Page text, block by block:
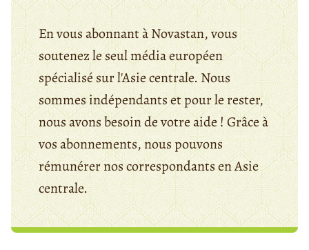
En vous abonnant à Novastan, vous
soutenez le seul média européen
spécialisé sur l'Asie centrale. Nous
sommes indépendants et pour le rester,
nous avons besoin de votre aide ! Grâce à
vos abonnements, nous pouvons
rémunérer nos correspondants en Asie
centrale.